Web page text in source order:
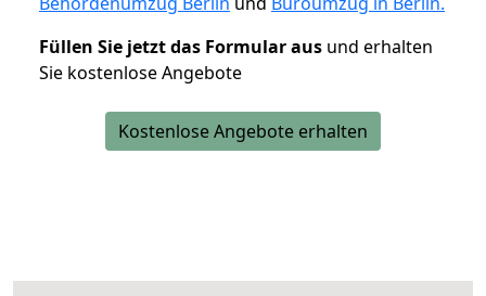
Füllen Sie jetzt das Formular aus und erhalten
Sie kostenlose Angebote
Kostenlose Angebote erhalten